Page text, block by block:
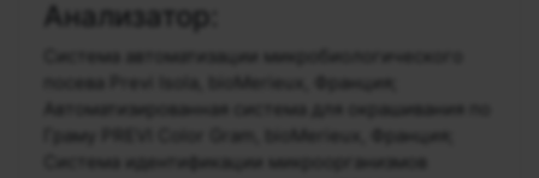
Анализатор:
Система автоматизации микробиологического
посева Previ Isola, bioMerieux, Франция;
Автоматизированная система для окрашивания по
Граму PREVI Color Gram, bioMerieux, Франция;
Система идентификации микроорганизмов